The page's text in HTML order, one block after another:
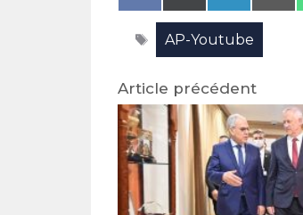
on
Facebook
on
X
(Twitter)
on
LinkedIn
on
Étiquettes
AP-Youtube
Article précédent